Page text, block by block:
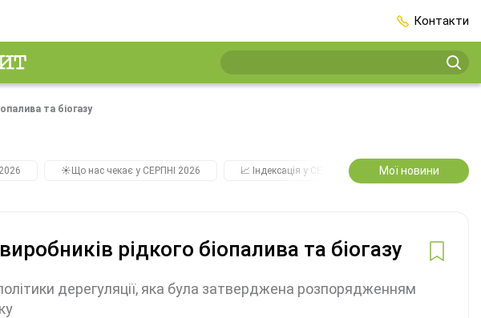
Контакти
та біогазу
☀️Що нас чекає у СЕРПНІ 2026 📈 Індексація у СЕРПНІ 2️⃣0️⃣2️⃣7️⃣ Усі
Мої новини
рідкого біопалива та біогазу
дерегуляції, яка була затверджена розпорядженням